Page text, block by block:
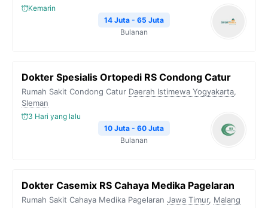
k
Kemarin
14 Juta - 65 Juta
Bulanan
Dokter Spesialis Ortopedi RS Condong Catur
Rumah Sakit Condong Catur Daerah Istimewa Yogyakarta,
Sleman
3 Hari yang lalu
10 Juta - 60 Juta
Bulanan
Dokter Casemix RS Cahaya Medika Pagelaran
Rumah Sakit Cahaya Medika Pagelaran Jawa Timur, Malang